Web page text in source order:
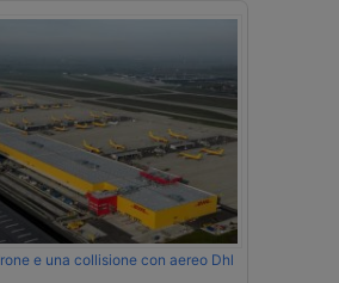
e una collisione con aereo Dhl